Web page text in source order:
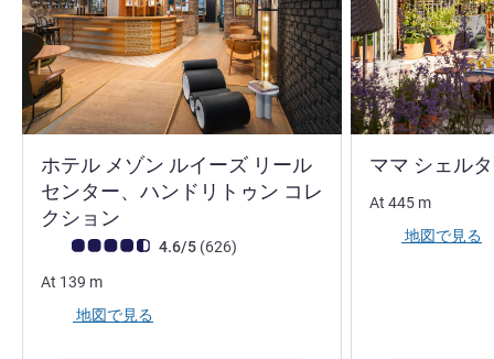
ホテル メゾン ルイーズ リール
センター、ハンドリトゥン コレ
クション
お客さまの声 (確認済みレビュー アコーホテルズ)
4.6/5 (626件のレビュー
)
At 139 m
地図で見る
ママ シェル
At 445 m
地図で見る